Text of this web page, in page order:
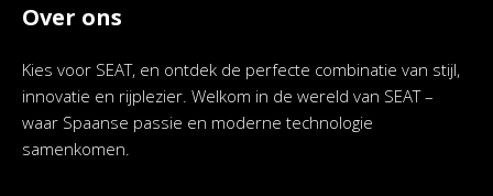
Over ons
Kies voor SEAT, en ontdek de perfecte combinatie van stijl,
innovatie en rijplezier. Welkom in de wereld van SEAT –
waar Spaanse passie en moderne technologie
samenkomen.